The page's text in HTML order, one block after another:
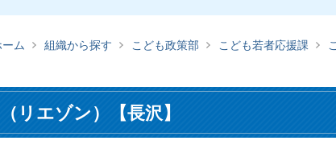
ーム 組織から探す こども政策部 こども若者応援課
リエゾン）【長沢】